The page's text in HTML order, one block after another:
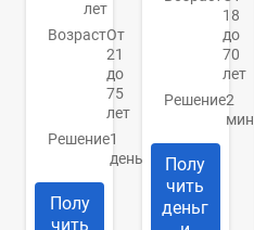
лет
ВозрастОт
21
до
75
лет
Решение1
день
Полу
чить
18
до
70
лет
Решение2
Полу
чить
деньг